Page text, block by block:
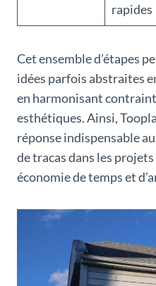
rapides
Cet ensemble d’étapes
idées parfois abstraites
en harmonisant
esthétiques. Ainsi,
réponse indispensable
de tracas dans les
économie de temps et